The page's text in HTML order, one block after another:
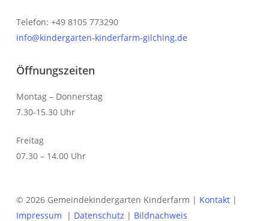
Telefon: +49 8105 773290
info@kindergarten-kinderfarm-gilching.de
Öffnungszeiten
Montag – Donnerstag
7.30-15.30 Uhr
Freitag
07.30 – 14.00 Uhr
© 2026 Gemeindekindergarten Kinderfarm | Kontakt|
Impressum | Datenschutz | Bildnachweis